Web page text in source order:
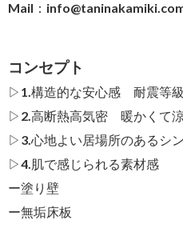
Mail：
コンセプト
▷1.構造的な安心感 耐震等級
▷2.高断熱高気密 暖かくて
▷3.心地よい居場所のあるシ
▷4.肌で感じられる素材感
ー塗り壁
ー無垢床板